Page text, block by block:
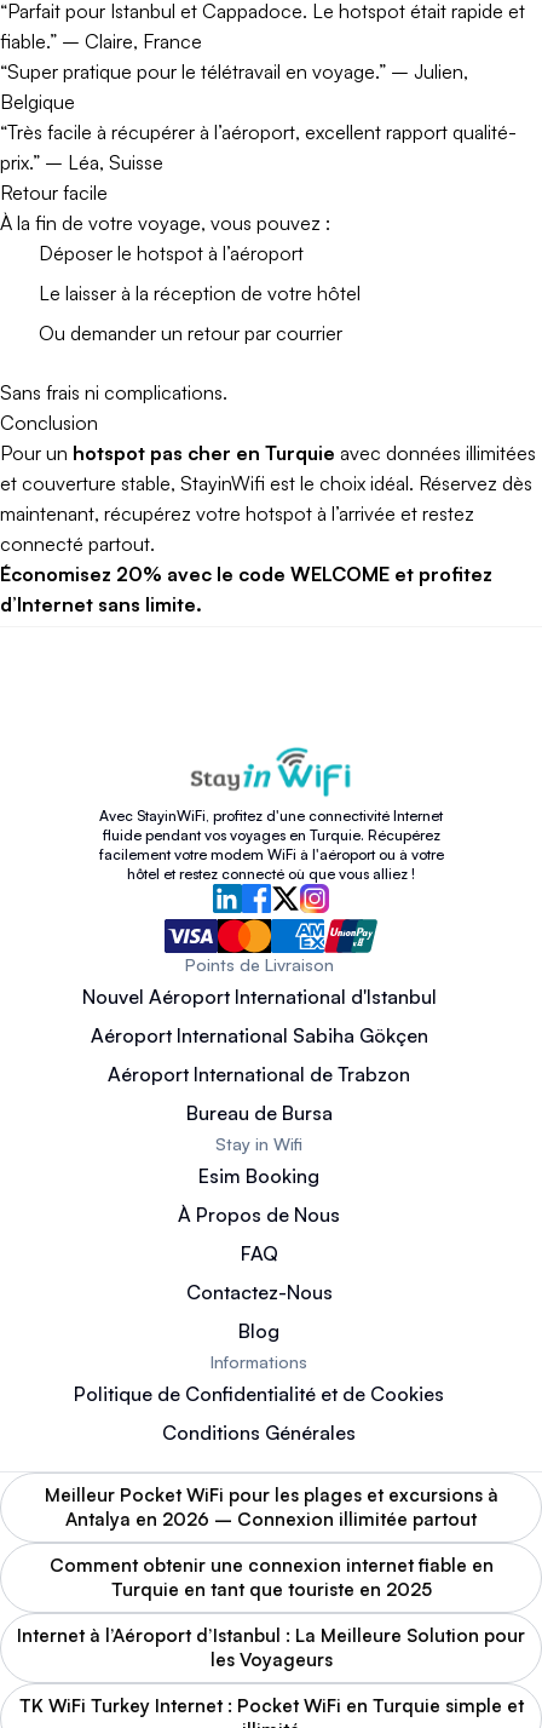
“Parfait pour Istanbul et Cappadoce. Le hotspot était rapide et
fiable.” – Claire, France
“Super pratique pour le télétravail en voyage.” – Julien,
Belgique
“Très facile à récupérer à l’aéroport, excellent rapport qualité-
prix.” – Léa, Suisse
Retour facile
À la fin de votre voyage, vous pouvez :
Déposer le hotspot à l’aéroport
Le laisser à la réception de votre hôtel
Ou demander un retour par courrier
Sans frais ni complications.
Conclusion
Pour un hotspot pas cher en Turquie avec données illimitées
et couverture stable, StayinWifi est le choix idéal. Réservez dès
maintenant, récupérez votre hotspot à l’arrivée et restez
connecté partout.
Économisez 20% avec le code WELCOME et profitez
d’Internet sans limite.
Avec StayinWiFi, profitez d'une connectivité Internet
fluide pendant vos voyages en Turquie. Récupérez
facilement votre modem WiFi à l'aéroport ou à votre
hôtel et restez connecté où que vous alliez !
Points de Livraison
Nouvel Aéroport International d'Istanbul
Aéroport International Sabiha Gökçen
Aéroport International de Trabzon
Bureau de Bursa
Stay in Wifi
Esim Booking
À Propos de Nous
FAQ
Contactez-Nous
Blog
Informations
Politique de Confidentialité et de Cookies
Conditions Générales
Meilleur Pocket WiFi pour les plages et excursions à
Antalya en 2026 – Connexion illimitée partout
Comment obtenir une connexion internet fiable en
Turquie en tant que touriste en 2025
Internet à l’Aéroport d’Istanbul : La Meilleure Solution pour
les Voyageurs
TK WiFi Turkey Internet : Pocket WiFi en Turquie simple et